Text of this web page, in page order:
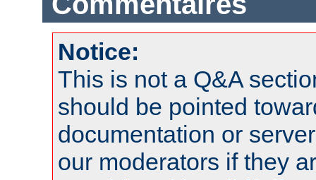
Notice:
This is not a Q&A
should be pointed
documentation or
our moderators if they